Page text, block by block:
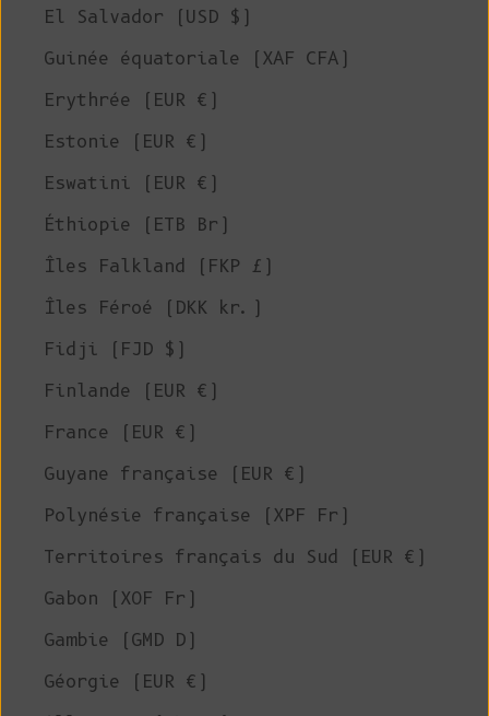
El Salvador (USD $)
Guinée équatoriale (XAF CFA)
Erythrée (EUR €)
Estonie (EUR €)
Eswatini (EUR €)
Éthiopie (ETB Br)
Îles Falkland (FKP £)
Îles Féroé (DKK kr.)
Fidji (FJD $)
Finlande (EUR €)
France (EUR €)
Guyane française (EUR €)
Polynésie française (XPF Fr)
Territoires français du Sud (EUR €)
Gabon (XOF Fr)
Gambie (GMD D)
Géorgie (EUR €)